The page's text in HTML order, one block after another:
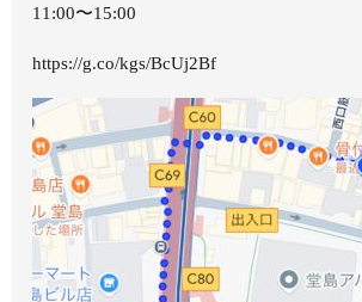
11:00〜15:00
https://g.co/kgs/BcUj2Bf